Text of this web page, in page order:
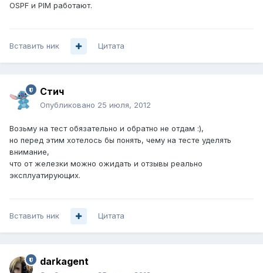
OSPF и PIM работают.
Вставить ник Цитата
Стич
Опубликовано 25 июля, 2012
Возьму на тест обязательно и обратно не отдам :),
но перед этим хотелось бы понять, чему на тесте уделять
внимание,
что от железки можно ожидать и отзывы реально
эксплуатирующих.
Вставить ник Цитата
darkagent